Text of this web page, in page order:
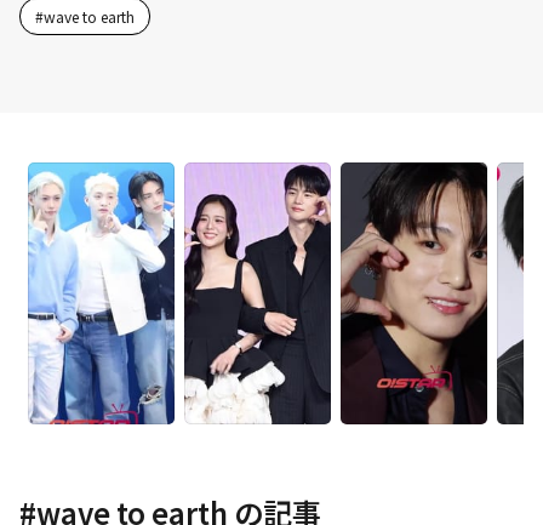
#wave to earth
#wave to earth の記事